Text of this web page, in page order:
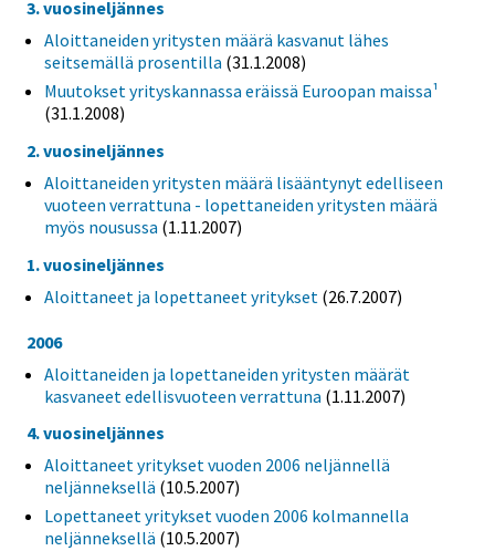
3. vuosineljännes
Aloittaneiden yritysten määrä kasvanut lähes
seitsemällä prosentilla (31.1.2008)
Muutokset yrityskannassa eräissä Euroopan maissa¹
(31.1.2008)
2. vuosineljännes
Aloittaneiden yritysten määrä lisääntynyt edelliseen
vuoteen verrattuna - lopettaneiden yritysten määrä
myös nousussa (1.11.2007)
1. vuosineljännes
Aloittaneet ja lopettaneet yritykset (26.7.2007)
2006
Aloittaneiden ja lopettaneiden yritysten määrät
kasvaneet edellisvuoteen verrattuna (1.11.2007)
4. vuosineljännes
Aloittaneet yritykset vuoden 2006 neljännellä
neljänneksellä (10.5.2007)
Lopettaneet yritykset vuoden 2006 kolmannella
neljänneksellä (10.5.2007)